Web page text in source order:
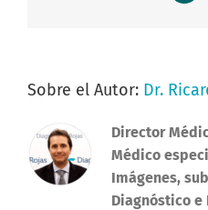
Sobre el Autor: Dr.
Director
Médico
Imágenes,
Diagnóstico